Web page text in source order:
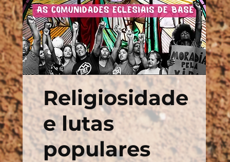
Religiosidade
e lutas
populares